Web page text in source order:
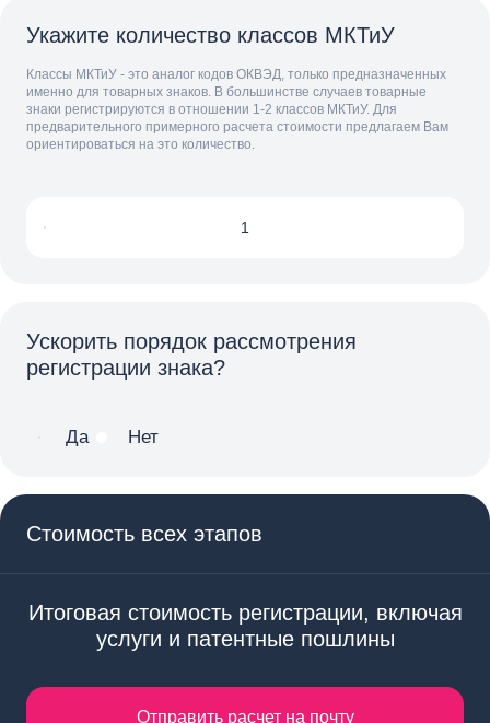
Укажите количество классов МКТиУ
Классы МКТиУ - это аналог кодов ОКВЭД, только предназначенных
именно для товарных знаков. В большинстве случаев товарные
знаки регистрируются в отношении 1-2 классов МКТиУ. Для
предварительного примерного расчета стоимости предлагаем Вам
ориентироваться на это количество.
Ускорить порядок рассмотрения
регистрации знака?
Да Нет
Стоимость всех этапов
Итоговая стоимость регистрации, включая
услуги и патентные пошлины
Отправить расчет на почту